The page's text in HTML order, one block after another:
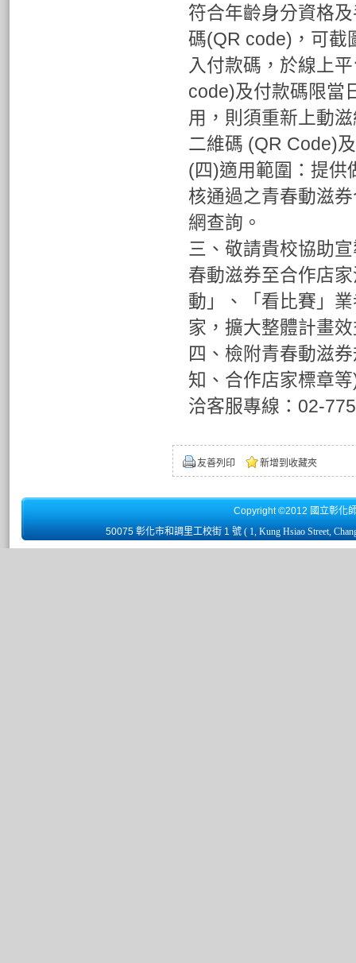
符合年齡身分資格
碼(QR code)，可截
入付款碼，於線上
code)及付款碼限當
用，則須重新上動
二維碼 (QR Code)
(四)適用範圍：提供
核通過之青春動滋
網查詢。
三、敬請貴校協助
春動滋券至合作店
動」、「看比賽」
家，擴大整體計畫
四、檢附青春動滋
知、合作店家標章
洽客服專線：02-
友善列印 新增到收藏夾
Copyright ©2012 國立彰化
50075 彰化市和調里工校街 1 號 ( 1, Kung Hsiao Street,